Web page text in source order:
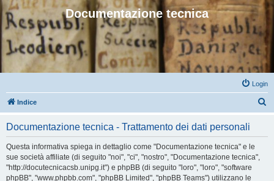
Documentazione tecnica
Login
Indice
Documentazione tecnica - Trattamento dei dati personali
Questa informativa spiega in dettaglio come "Documentazione tecnica" e le
sue società affiliate (di seguito "noi", "ci", "nostro", "Documentazione tecnica",
"http://docutecnicacsb.unipg.it") e phpBB (di seguito "loro", "loro", "software
phpBB", "www.phpbb.com", "phpBB Limited", "phpBB Teams") utilizzano le